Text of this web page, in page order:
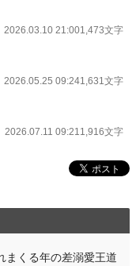
2026.03.10 21:001,473文字
2026.05.25 09:241,631文字
2026.07.11 09:21 1,916文字
まくる年の差溺愛王道